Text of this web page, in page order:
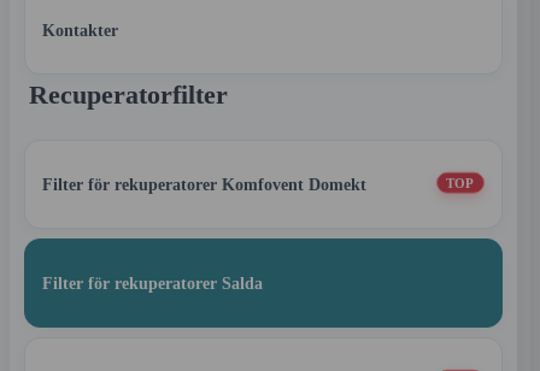
Kontakter
Recuperatorfilter
Filter för rekuperatorer Komfovent Domekt TOP
Filter för rekuperatorer Salda